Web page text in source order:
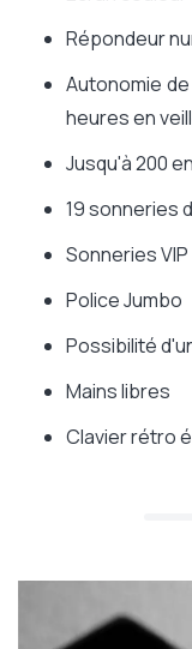
Répondeur
Autonomie
heures en
Jusqu'à 200
19 sonneries
Sonneries VIP
Police Jumbo
Possibilité
Mains libres
Clavier rétro